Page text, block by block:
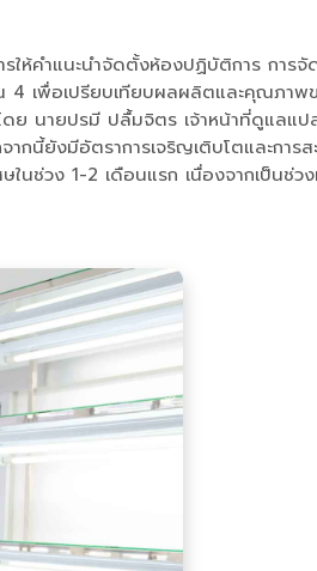
ห้คำแนะนำจัดตั้งห้องปฏิบัติการ การ
4 เพื่อเปรียบเทียบผลผลิตและคุณภาพ
นายปรมี ปลื้มจิตร เจ้าหน้าที่ดูแลแ
นี้ยังมีอัตราการเจริญเติบโตและกา
ในช่วง 1-2 เดือนแรก เนื่องจากเป็นช่